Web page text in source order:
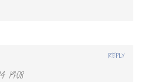
19:08
REPLY